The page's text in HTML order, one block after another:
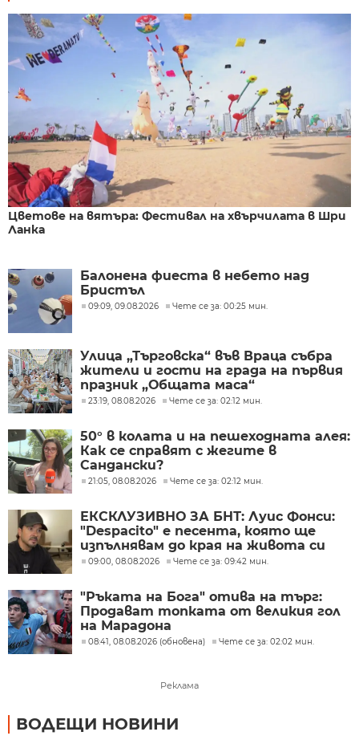
Цветове на вятъра: Фестивал на хвърчилата в Шри
Ланка
Балонена фиеста в небето над
Бристъл
09:09, 09.08.2026 Чете се за: 00:25 мин.
Улица „Търговска“ във Враца събра
жители и гости на града на първия
празник „Общата маса“
23:19, 08.08.2026 Чете се за: 02:12 мин.
50° в колата и на пешеходната алея:
Как се справят с жегите в
Сандански?
21:05, 08.08.2026 Чете се за: 02:12 мин.
ЕКСКЛУЗИВНО ЗА БНТ: Луис Фонси:
"Despacito" е песента, която ще
изпълнявам до края на живота си
09:00, 08.08.2026 Чете се за: 09:42 мин.
"Ръката на Бога" отива на търг:
Продават топката от великия гол
на Марадона
08:41, 08.08.2026 (обновена) Чете се за: 02:02 мин.
Реклама
ВОДЕЩИ НОВИНИ